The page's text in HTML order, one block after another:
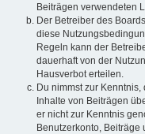
Beiträgen verwendeten
Der Betreiber des
diese
Regeln kann der
dauerhaft von der
Hausverbot erteilen.
Du nimmst zur
Inhalte von Beiträgen
er nicht zur Kenntnis
Benutzerkonto, Beiträge